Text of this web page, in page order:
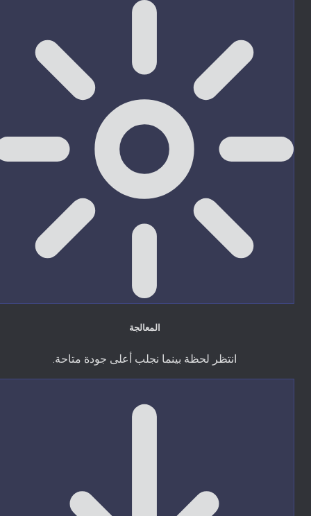
المعالجة
انتظر لحظة بينما نجلب أعلى جودة متاحة.